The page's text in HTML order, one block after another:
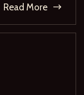
Read More